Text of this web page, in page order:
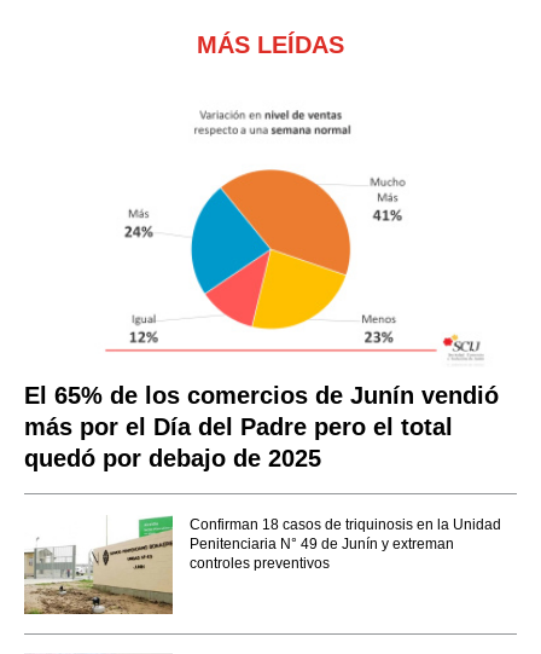
MÁS LEÍDAS
El 65% de los comercios de Junín vendió
más por el Día del Padre pero el total
quedó por debajo de 2025
Confirman 18 casos de triquinosis en la Unidad
Penitenciaria N° 49 de Junín y extreman
controles preventivos